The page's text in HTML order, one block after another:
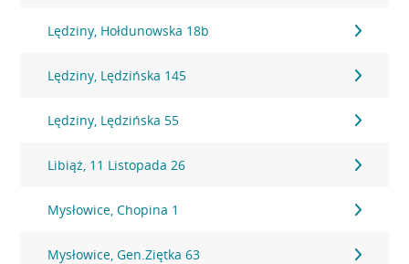
Lędziny, Hołdunowska 18b
Lędziny, Lędzińska 145
Lędziny, Lędzińska 55
Libiąż, 11 Listopada 26
Mysłowice, Chopina 1
Mysłowice, Gen.Ziętka 63